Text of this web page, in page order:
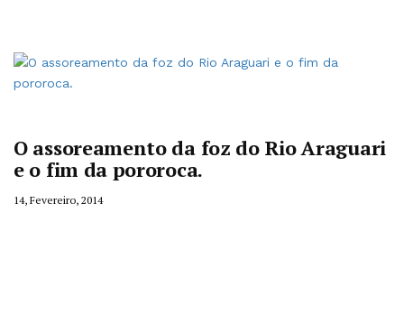
O assoreamento da foz do Rio Araguari
e o fim da pororoca.
14, Fevereiro, 2014